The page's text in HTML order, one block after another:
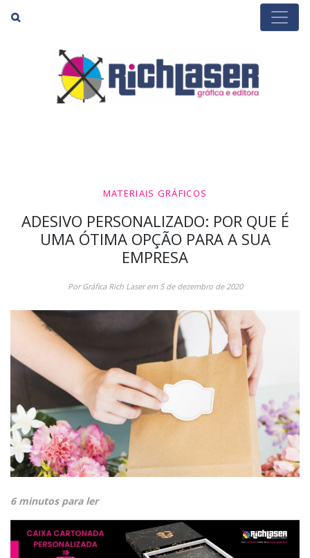
MATERIAIS GRÁFICOS
ADESIVO PERSONALIZADO: POR QUE É
UMA ÓTIMA OPÇÃO PARA A SUA
EMPRESA
Por Gráfica Rich Laser em 5 de dezembro de 2020
6 minutos para ler